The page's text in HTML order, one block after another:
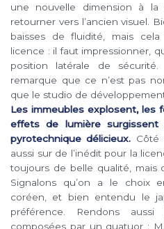
une nouvelle dimension à
retourner vers l’ancien visuel.
baisses de fluidité, mais
licence : il faut impressionner,
position latérale de
remarque que ce n’est pas
que le studio de
Les immeubles explosent, les
effets de lumière
pyrotechnique délicieux. Côté
aussi sur de l’inédit pour la
toujours de belle qualité, mais
Signalons qu’on a le choix
coréen, et bien entendu le
préférence. Rendons aussi
composées par un quatuor :